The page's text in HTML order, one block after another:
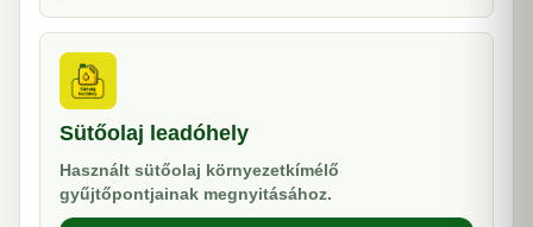
Sütőolaj leadóhely
Használt sütőolaj környezetkímélő
gyűjtőpontjainak megnyitásához.